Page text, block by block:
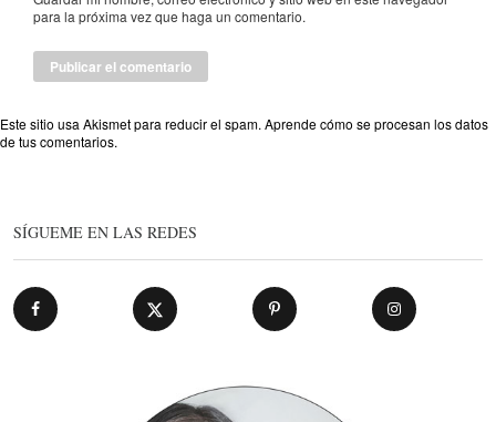
para la próxima vez que haga un comentario.
Este sitio usa Akismet para reducir el spam.Aprende cómo se procesan los datos
de tus comentarios.
SÍGUEME EN LAS REDES